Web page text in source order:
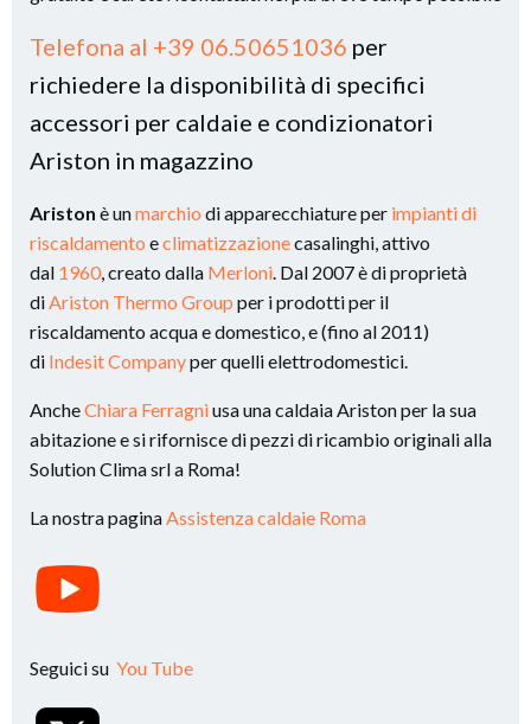
Telefona al +39 06.50651036 per
richiedere la disponibilità di specifici
accessori per caldaie e condizionatori
Ariston in magazzino
Ariston è unmarchio di apparecchiature per impianti di
riscaldamento eclimatizzazionecasalinghi, attivo
dal 1960, creato dalla Merloni. Dal 2007 è di proprietà
diAriston Thermo Group per i prodotti per il
riscaldamento acqua e domestico, e (fino al 2011)
di Indesit Companyper quelli elettrodomestici.
AncheChiara Ferragniusa una caldaia Ariston per la sua
abitazione e si rifornisce di pezzi di ricambio originali alla
Solution Clima srl a Roma!
La nostra paginaAssistenza caldaie Roma
Seguici su You Tube